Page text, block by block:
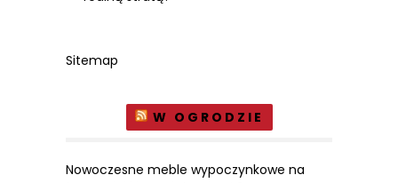
Sitemap
W OGRODZIE
Nowoczesne meble wypoczynkowe na